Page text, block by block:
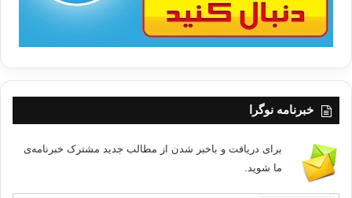
خبرنامه نوگرا
برای دریافت و باخبر شدن از مطالب جدید مشترک خبرنامه‌ی
ما شوید.